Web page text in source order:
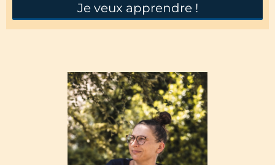
Je veux apprendre !